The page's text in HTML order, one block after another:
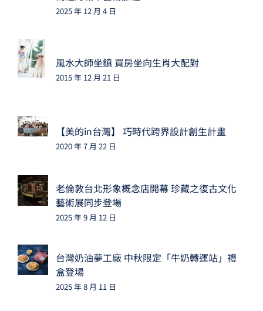
2025 年 12 月 4 日
風水大師坐鎮 買房坐向生肖大配對
2015 年 12 月 21 日
【美的in台灣】 巧時代跨界設計創生計畫
2020 年 7 月 22 日
老倫敦台北形象概念店開幕 珍藏之復古文化
藝術展同步登場
2025 年 9 月 12 日
台灣奶油夢工廠 中秋限定「牛奶轉運站」禮
盒登場
2025 年 8 月 11 日